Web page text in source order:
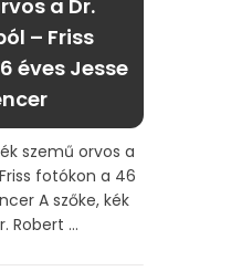
a Dr.
– Friss
éves Jesse
szemű orvos a
fotókon a 46
A szőke, kék
Robert ...